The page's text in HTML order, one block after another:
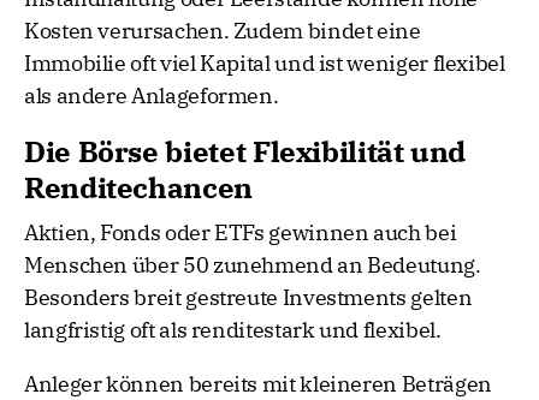
Kosten verursachen. Zudem bindet eine
Immobilie oft viel Kapital und ist weniger flexibel
als andere Anlageformen.
Die Börse bietet Flexibilität und
Renditechancen
Aktien, Fonds oder ETFs gewinnen auch bei
Menschen über 50 zunehmend an Bedeutung.
Besonders breit gestreute Investments gelten
langfristig oft als renditestark und flexibel.
Anleger können bereits mit kleineren Beträgen